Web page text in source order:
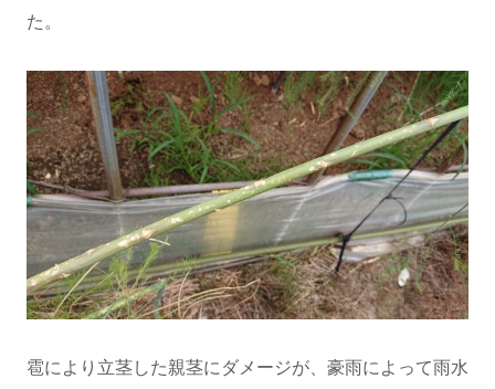
た。
雹により立茎した親茎にダメージが、豪雨によって雨水